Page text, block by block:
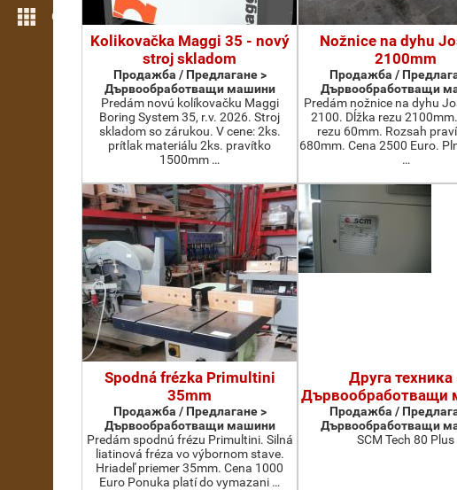
Още функции
Kolikovačka Maggi 35 - nový
stroj skladom
Продажба / Предлагане >
Дървообработващи машини
Predám novú kolíkovačku Maggi
Boring System 35, r.v. 2026. Stroj
skladom so zárukou. V cene: 2ks.
prítlak materiálu 2ks. pravítko
1500mm …
Nožnice na dyhu
2100mm
Продажба /
Дървообработващи
Predám nožnice na dyhu
2100. Dĺžka rezu
rezu 60mm. Rozsah
680mm. Cena 2500 Euro.
…
Spodná frézka Primultini
35mm
Продажба / Предлагане >
Дървообработващи машини
Predám spodnú frézu Primultini. Silná
liatinová fréza vo výbornom stave.
Hriadeľ priemer 35mm. Cena 1000
Euro Ponuka platí do vymazani …
Друга техника
Дървообработващи
Продажба /
Дървообработващи
SCM Tech 80 Plus